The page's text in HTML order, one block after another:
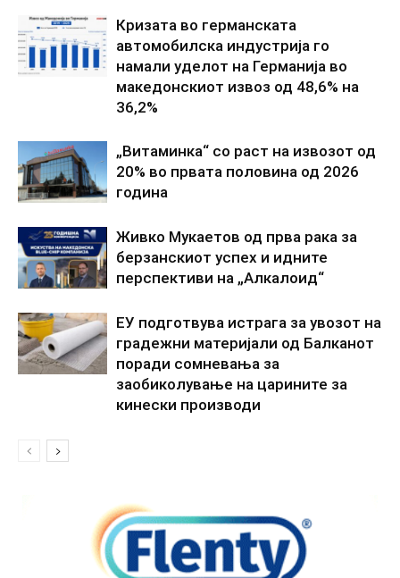
Кризата во германската
автомобилска индустрија го
намали уделот на Германија во
македонскиот извоз од 48,6% на
36,2%
„Витаминка“ со раст на извозот од
20% во првата половина од 2026
година
Живко Мукаетов од прва рака за
берзанскиот успех и идните
перспективи на „Алкалоид“
ЕУ подготвува истрага за увозот на
градежни материјали од Балканот
поради сомневања за
заобиколување на царините за
кинески производи